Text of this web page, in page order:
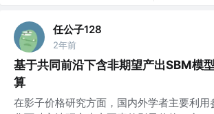
任公子128
2年前
基于共同前沿下含非期望产出SBM模
算
在影子价格研究方面，国内外学者主要利用